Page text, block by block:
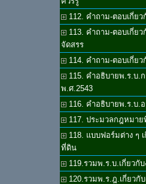
112. คำถาม-ตอบเกี่ย
113. คำถาม-ตอบเกี่ย
จัดสรร
114. คำถาม-ตอบเกี่ย
115. คำอธิบายพ.ร.บ.
พ.ศ.2543
116. คำอธิบายพ.ร.บ.
117. ประมวลกฎหมา
118. แบบฟอร์มต่าง ๆ
ที่ดิน
119.รวมพ.ร.บ.เกี่ยวกั
120.รวมพ.ร.ฎ.เกี่ยวกั